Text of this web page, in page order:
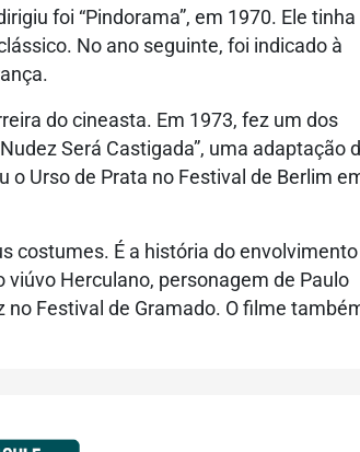
foi “Pindorama”, em 1970. Ele tinha
No ano seguinte, foi indicado à
do cineasta. Em 1973, fez um dos
Será Castigada”, uma adaptação
o Urso de Prata no Festival de Berlim
costumes. É a história do envolvimento
Herculano, personagem de Paulo
no Festival de Gramado. O filme